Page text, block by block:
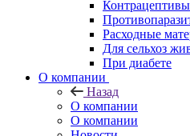
Контрацептивы
Расходные
Для сельхоз
При диабете
О компании
Назад
О компании
О компании